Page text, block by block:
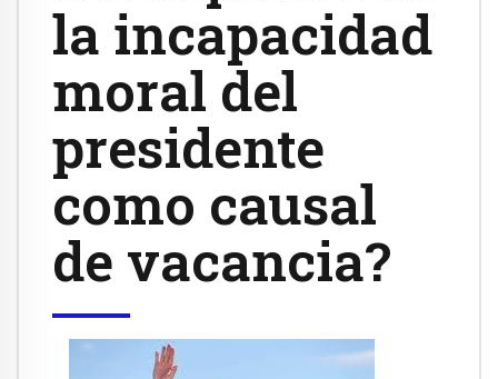
la incapacidad
moral del
presidente
como causal
de vacancia?